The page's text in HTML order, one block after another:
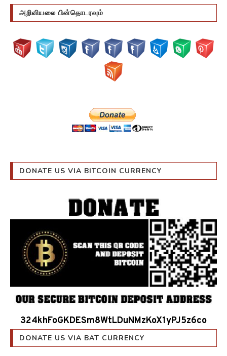
அறிவியலை பின்தொடரவும்
DONATE US VIA BITCOIN CURRENCY
324khFoGKDESm8WtLDuNMzKoX1yPJ5z6co
DONATE US VIA BAT CURRENCY